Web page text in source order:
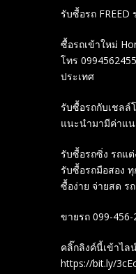
รับซื้อรถ
ซื้อรถเข้าใหม่
โทร
ประเทศ
รับซื้อรถกับเชลล์
แนะนำมามีค่าแ
รับซื้อรถซิ่ง รถแ
รับซื้อรถมือสอง
ซื้อง่าย จ่ายสด ร
ขายรถ 099-
คลิ๊กลิงค์นี้เข้าไล
https://bit.ly/